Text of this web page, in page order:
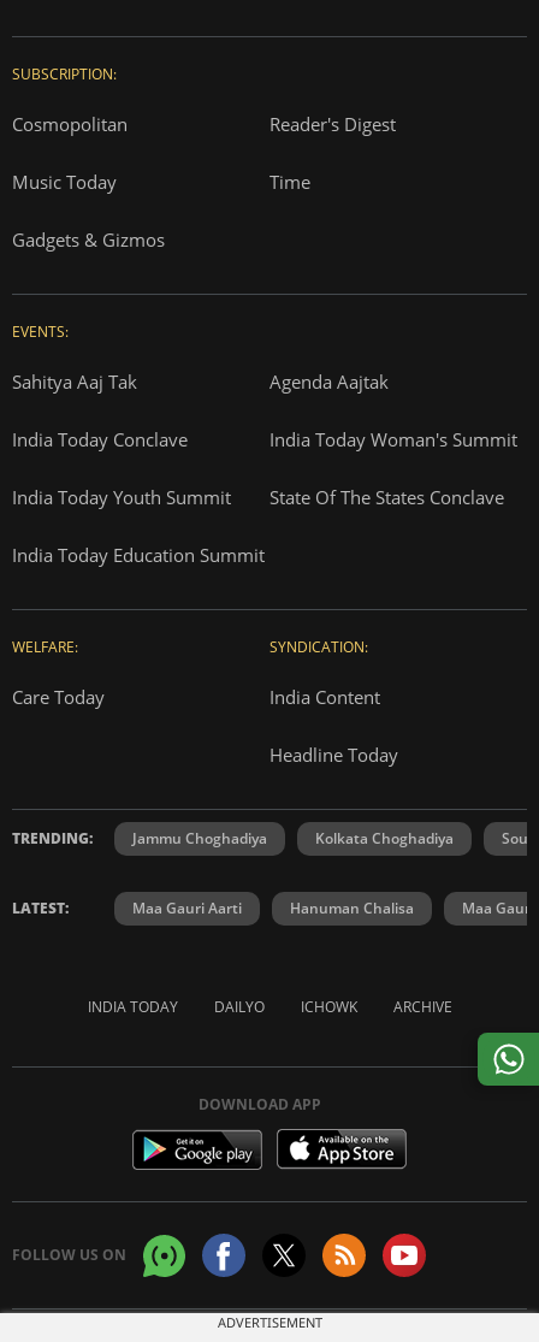
SUBSCRIPTION:
Cosmopolitan Reader's Digest
Music Today Time
Gadgets & Gizmos
EVENTS:
Sahitya Aaj Tak Agenda Aajtak
India Today Conclave India Today Woman's Summit
India Today Youth Summit State Of The States Conclave
India Today Education Summit
WELFARE:
Care Today
SYNDICATION:
India Content
Headline Today
TRENDING: Jammu Choghadiya Kolkata Choghadiya
LATEST: Maa Gauri Aarti Hanuman Chalisa Maa Gauri
INDIA TODAY DAILYO ICHOWK ARCHIVE
DOWNLOAD APP
FOLLOW US ON
ADVERTISEMENT